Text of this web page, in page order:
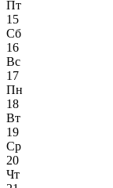
Пт
15
Сб
16
Вс
17
Пн
18
Вт
19
Ср
20
Чт